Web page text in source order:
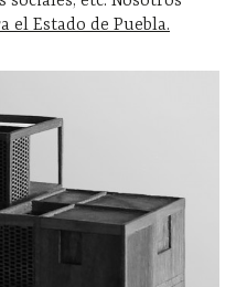
el Estado de Puebla.